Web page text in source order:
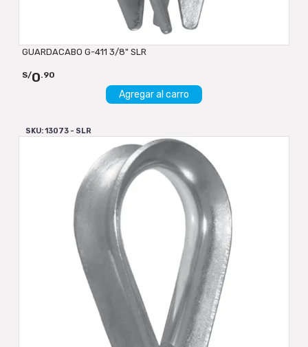
GUARDACABO G-411 3/8" SLR
S/0.90
Agregar al carro
SKU: 13073 - SLR